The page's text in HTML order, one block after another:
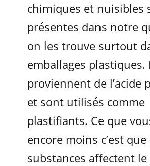
chimiques et nuisibles
présentes dans notre
on les trouve surtout
emballages plastiques.
proviennent de l’acide
et sont utilisés comme
plastifiants. Ce que
encore moins c’est que
substances affectent le